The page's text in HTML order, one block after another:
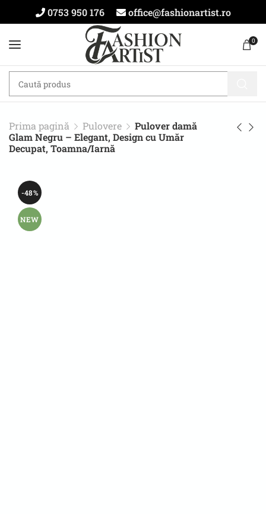
0753 950 176 office@fashionartist.ro
0
Prima pagină Pulovere
Pulover damă
Glam Negru – Elegant, Design cu Umăr
Decupat, Toamna/Iarnă
-48%
NEW